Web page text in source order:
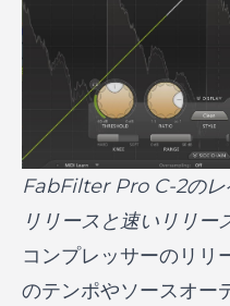
FabFilter Pro C-2のレ
リリースと速いリリー
コンプレッサーのリリ
のテンポやソースオー